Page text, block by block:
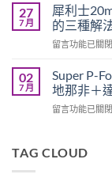
指
南：
港
性
必
讀
安
犀
利
士
一
吃
嗎？
師
解
度
超
級
犀
士
全
解
析：
合
27
7 月
犀利士
的三種解
在
利
士
20mg
太
顆
留言功能已關閉
02
7 月
Super P-
地那非＋
在
Force
留言功能已關閉
TAG CLOUD